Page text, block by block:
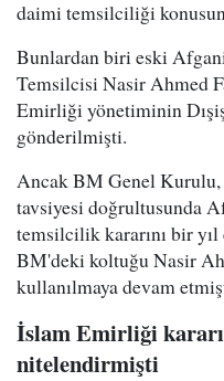
daimi temsilciliği
Bunlardan biri eski
Temsilcisi Nasir Ahmed
Emirliği yönetiminin
gönderilmişti.
Ancak BM Genel
tavsiyesi doğrultusunda
temsilcilik kararını bir
BM'deki koltuğu Nasir
kullanılmaya devam
İslam Emirliği
nitelendirmişti